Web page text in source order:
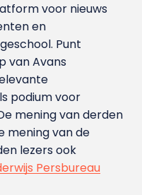
voor nieuws
en
Punt
van Avans
podium voor
mening van derden
mening van de
lezers ook
Persbureau